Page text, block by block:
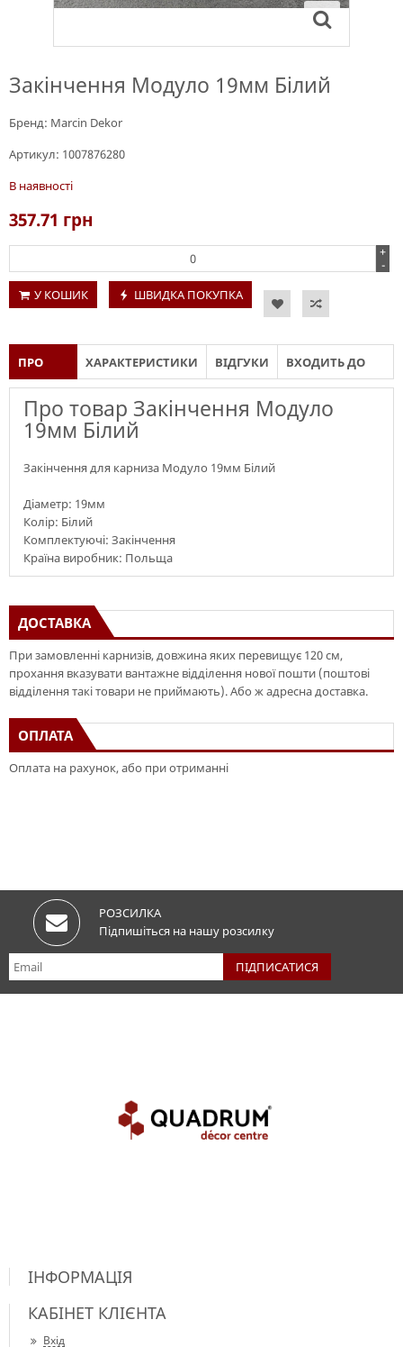
Закінчення Модуло 19мм Білий
Бренд: Marcin Dekor
Артикул: 1007876280
В наявності
357.71 грн
+
-
У КОШИК
ШВИДКА ПОКУПКА
ПРО ХАРАКТЕРИСТИКИ ВІДГУКИ ВХОДИТЬ ДО
Про товар Закінчення Модуло
19мм Білий
Закінчення для карниза Модуло 19мм Білий
Діаметр: 19мм
Колір: Білий
Комплектуючі: Закінчення
Країна виробник: Польща
ДОСТАВКА
При замовленні карнизів, довжина яких перевищує 120 см,
прохання вказувати вантажне відділення нової пошти (поштові
відділення такі товари не приймають). Або ж адресна доставка.
ОПЛАТА
Оплата на рахунок, або при отриманні
РОЗСИЛКА
Підпишіться на нашу розсилку
ІНФОРМАЦІЯ
КАБІНЕТ КЛІЄНТА
Вхід